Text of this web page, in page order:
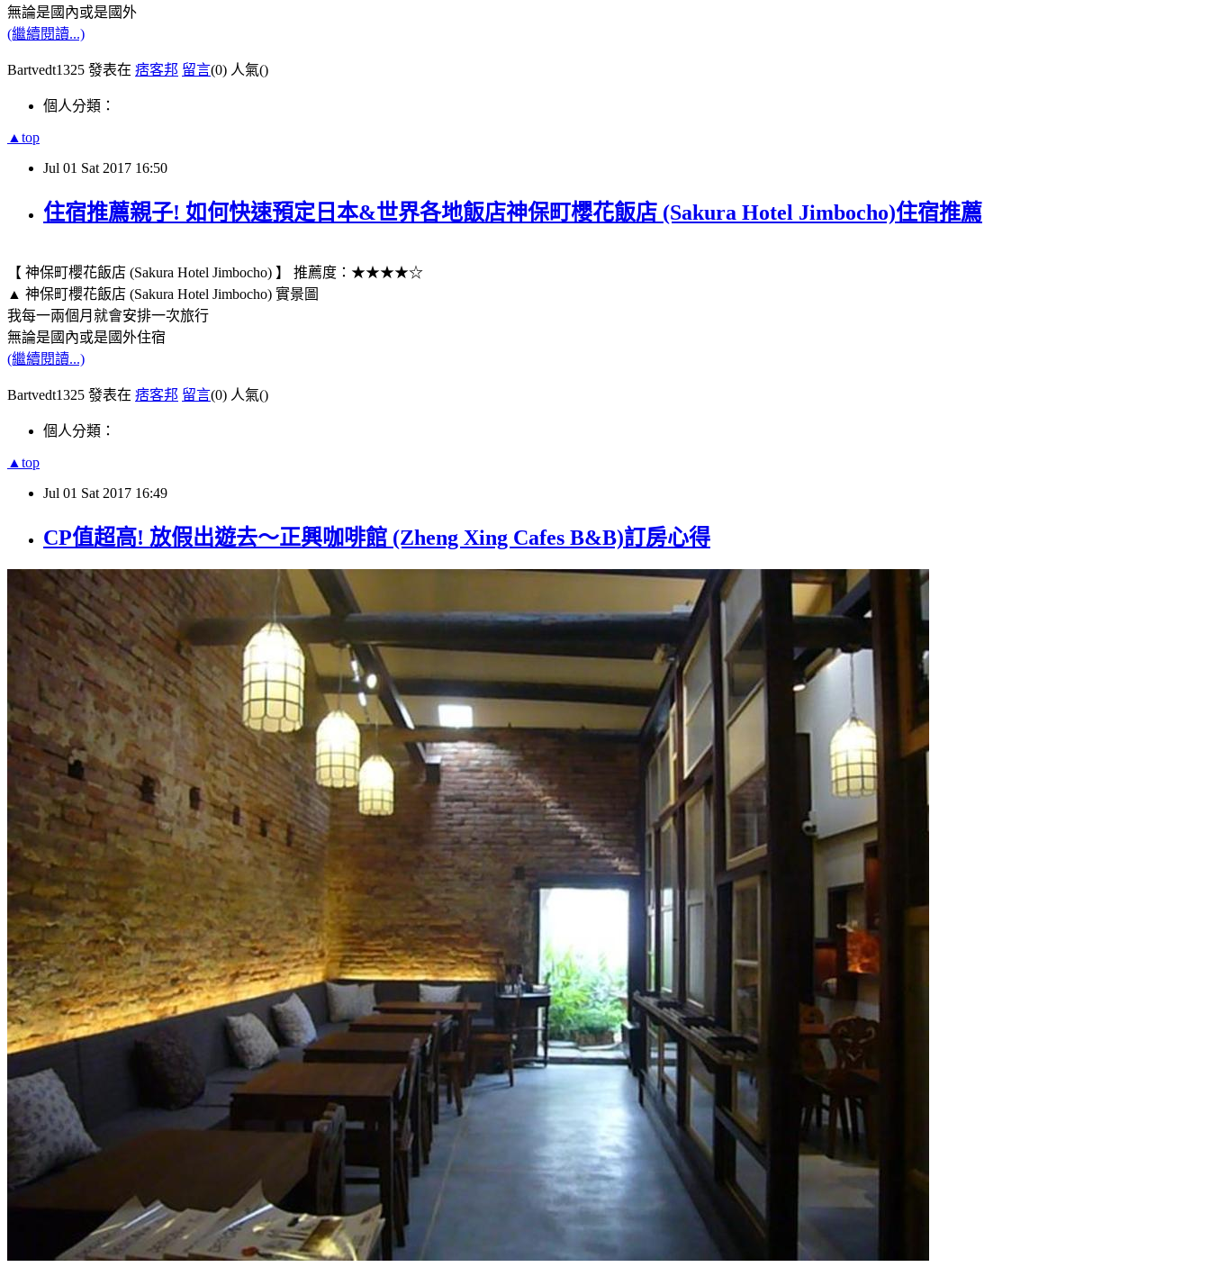
無論是國內或是國外
(繼續閱讀...)
Bartvedt1325 發表在 痞客邦 留言(0) 人氣()
個人分類：
▲top
Jul 01 Sat 2017 16:50
住宿推薦親子! 如何快速預定日本&世界各地飯店神保町櫻花飯店 (Sakura Hotel Jimbocho)住宿推薦
【 神保町櫻花飯店 (Sakura Hotel Jimbocho) 】 推薦度：★★★★☆
▲ 神保町櫻花飯店 (Sakura Hotel Jimbocho) 實景圖
我每一兩個月就會安排一次旅行
無論是國內或是國外住宿
(繼續閱讀...)
Bartvedt1325 發表在 痞客邦 留言(0) 人氣()
個人分類：
▲top
Jul 01 Sat 2017 16:49
CP值超高! 放假出遊去～正興咖啡館 (Zheng Xing Cafes B&B)訂房心得